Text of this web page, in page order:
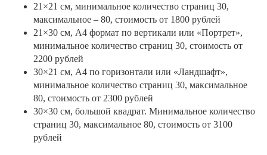
21×21 см, минимальное количество страниц 30,
максимальное – 80, стоимость от 1800 рублей
21×30 см, А4 формат по вертикали или «Портрет»,
минимальное количество страниц 30, стоимость от
2200 рублей
30×21 см, А4 по горизонтали или «Ландшафт»,
минимальное количество страниц 30, максимальное
80, стоимость от 2300 рублей
30×30 см, большой квадрат. Минимальное количество
страниц 30, максимальное 80, стоимость от 3100
рублей